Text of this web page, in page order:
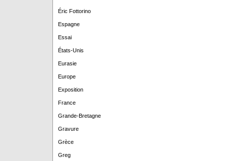
Éric Fottorino
Espagne
Essai
États-Unis
Eurasie
Europe
Exposition
France
Grande-Bretagne
Gravure
Grèce
Greg